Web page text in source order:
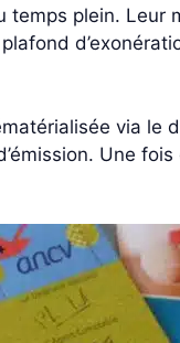
temps plein. Leur
via le
Une